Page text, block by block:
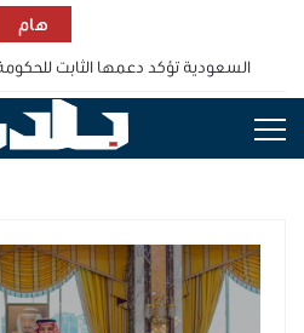
هام
مجلس الأمن يجدد التزامه بسيادة
أراضيه
مجلس الدفاع الوطني يقر استمرار
التكتل الوطني للأحزاب: مليشيا
الحسم واستعادة